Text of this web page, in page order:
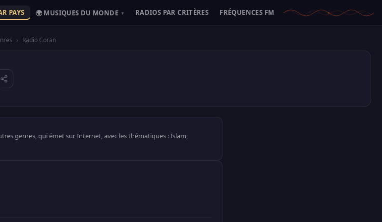
PAYS 🌍 MUSIQUES DU MONDE ▾ RADIOS PAR CRITÈRES FRÉQUENCES FM
› Radio Coran
genres, qui émet sur Internet, avec les thématiques : Islam,